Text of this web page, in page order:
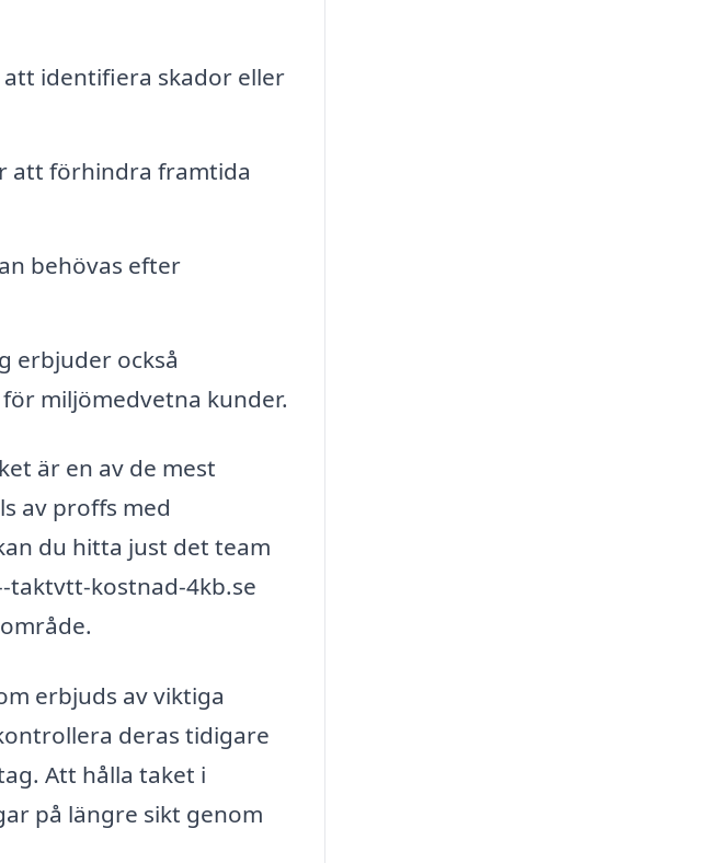
identifiera skador eller
att förhindra framtida
behövas efter
erbjuder också
miljömedvetna kunder.
är en av de mest
av proffs med
du hitta just det team
taktvtt-kostnad-4kb.se
erbjuds av viktiga
deras tidigare
Att hålla taket i
på längre sikt genom